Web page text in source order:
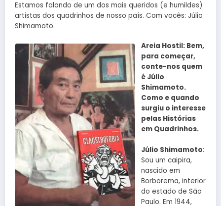
Estamos falando de um dos mais queridos (e humildes)
artistas dos quadrinhos de nosso país. Com vocês: Júlio
Shimamoto.
Areia Hostil: Bem,
para começar,
conte-nos quem
é Júlio
Shimamoto.
Como e quando
surgiu o interesse
pelas Histórias
em Quadrinhos.
Júlio Shimamoto:
Sou um caipira,
nascido em
Borborema, interior
do estado de São
Paulo. Em 1944,